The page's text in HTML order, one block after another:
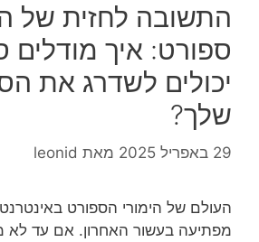
התשובה לחזית של
ספורט: איך מודלים
יכולים לשדרג את
שלך?
29 באפריל 2025 מאת leonid
העולם של הימורי הספורט
מפתיעה בעשור האחרון. אם עד לא